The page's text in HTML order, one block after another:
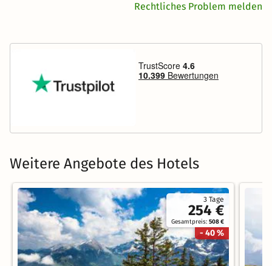
Rechtliches Problem melden
Weitere Angebote des Hotels
3 Tage
254 €
Gesamtpreis:508 €
- 40 %